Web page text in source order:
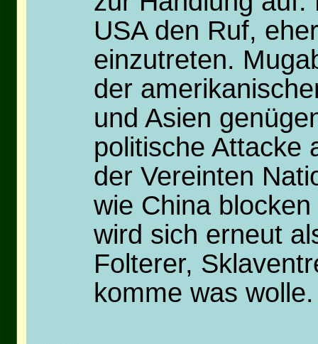
USA den Ruf,
einzutreten.
der
und Asien
politische Attacke
der Vereinten
wie China
wird sich erneut
Folterer,
komme was wolle.